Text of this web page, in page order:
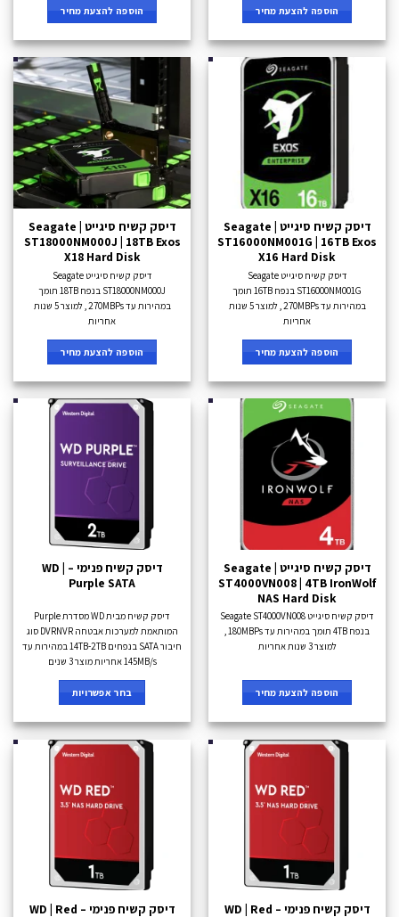
הוספה להצעת מחיר הוספה להצעת מחיר
דיסק קשיח סיגייט Seagate |
ST16000NM001G | 16TB Exos
X16 Hard Disk
דיסק קשיח סיגייט Seagate
ST16000NM001G בנפח 16TB תומך
במהירות עד 270MBPs , למוצר 5 שנות
אחריות
הוספה להצעת מחיר
דיסק קשיח סיגייט Seagate |
ST18000NM000J | 18TB Exos
X18 Hard Disk
דיסק קשיח סיגייט Seagate
ST18000NM000J בנפח 18TB תומך
במהירות עד 270MBPs , למוצר 5 שנות
אחריות
הוספה להצעת מחיר
דיסק קשיח סיגייט Seagate |
ST4000VN008 | 4TB IronWolf
NAS Hard Disk
דיסק קשיח סיגייט Seagate ST4000VN008
בנפח 4TB תומך במהירות עד 180MBPs ,
למוצר 3 שנות אחריות
הוספה להצעת מחיר
דיסק קשיח פנימי – WD |
Purple SATA
דיסק קשיח מבית WD מסדרת Purple
המותאמת למערכות אבטחה DVRNVR סוג
חיבור SATA בנפחים 14TB-2TB במהירות עד
145MB/s אחריות מוצר 3 שנים
בחר אפשרויות
דיסק קשיח פנימי – WD | Red
דיסק קשיח פנימי – WD | Red